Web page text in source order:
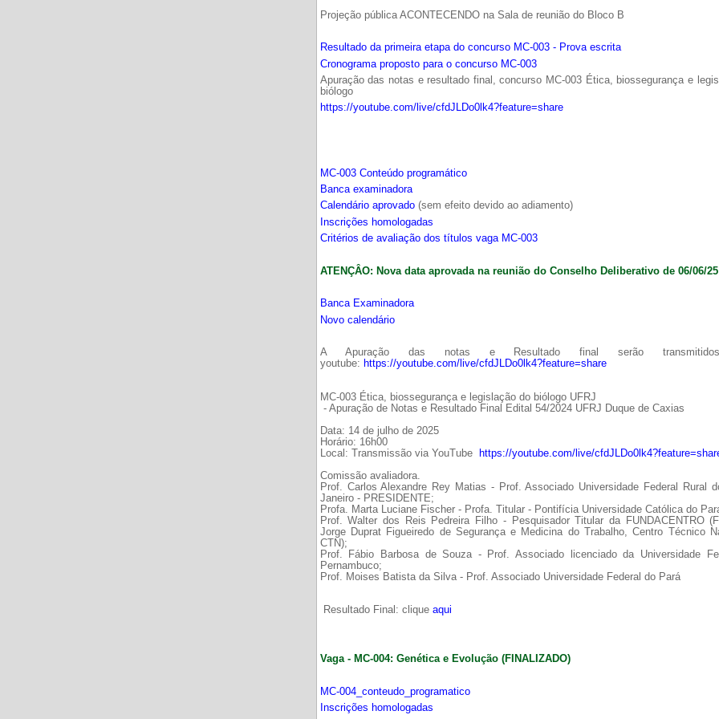
Projeção pública ACONTECENDO na Sala de reunião do Bloco B
Resultado da primeira etapa do concurso MC-003 - Prova escrita
Cronograma proposto para o concurso MC-003
Apuração das notas e resultado final, concurso MC-003 Ética, biossegurança e
biólogo
https://youtube.com/live/cfdJLDo0lk4?feature=share
MC-003 Conteúdo programático
Banca examinadora
Calendário aprovado(sem efeito devido ao adiamento)
Inscrições homologadas
Critérios de avaliação dos títulos vaga MC-003
ATENÇÂO: Nova data aprovada na reunião do Conselho Deliberativo de 06/06/25
Banca Examinadora
Novo calendário
A Apuração das notas e Resultado final serão
youtube: https://youtube.com/live/cfdJLDo0lk4?feature=share
MC-003 Ética, biossegurança e legislação do biólogo UFRJ
- Apuração de Notas e Resultado Final Edital 54/2024 UFRJ Duque de Caxias
Data: 14 de julho de 2025
Horário: 16h00
Local: Transmissão via YouTube
https://youtube.com/live/
Comissão avaliadora.
Prof. Carlos Alexandre Rey Matias - Prof. Associado Universidade Federal Rural
Janeiro - PRESIDENTE;
Profa. Marta Luciane Fischer - Profa. Titular - Pontifícia Universidade Católica do
Prof. Walter dos Reis Pedreira Filho - Pesquisador Titular da FUNDACENTRO
Jorge Duprat Figueiredo de Segurança e Medicina do Trabalho, Centro Técnico
CTN);
Prof. Fábio Barbosa de Souza - Prof. Associado licenciado da Universidade
Pernambuco;
Prof. Moises Batista da Silva - Prof. Associado Universidade Federal do Pará
Resultado Final: clique aqui
Vaga - MC-004: Genética e Evolução (FINALIZADO)
MC-004_conteudo_programatico
Inscrições homologadas